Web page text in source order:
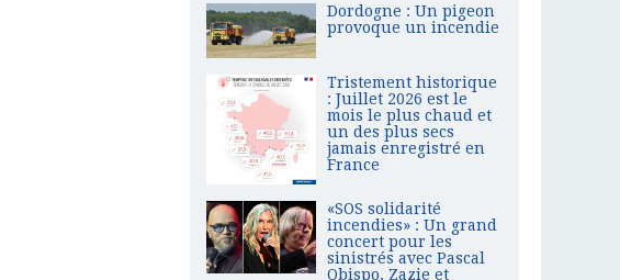
Dordogne : Un pigeon
provoque un incendie
Tristement historique
: Juillet 2026 est le
mois le plus chaud et
un des plus secs
jamais enregistré en
France
«SOS solidarité
incendies» : Un grand
concert pour les
sinistrés avec Pascal
Obispo, Zazie et